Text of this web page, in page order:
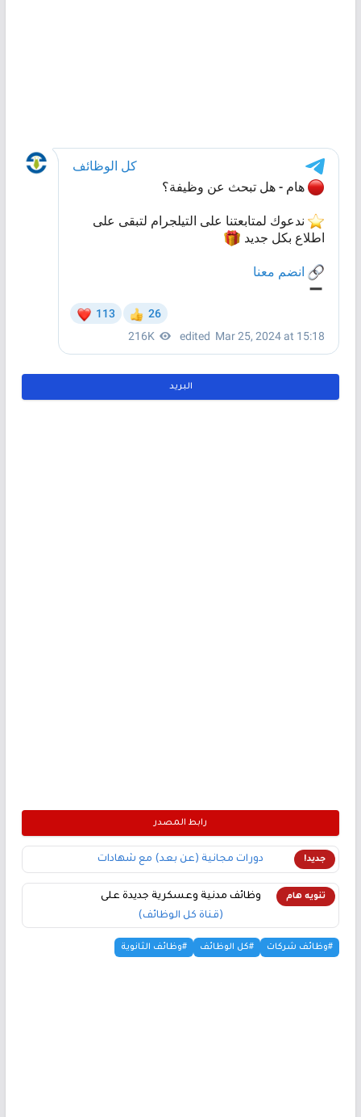
البريد
رابط المصدر
جديد! دورات مجانية (عن بعد) مع شهادات
تنويه هام
وظائف مدنية وعسكرية جديدة على
(قناة كل الوظائف)
#وظائف شركات #كل الوظائف #وظائف الثانوية